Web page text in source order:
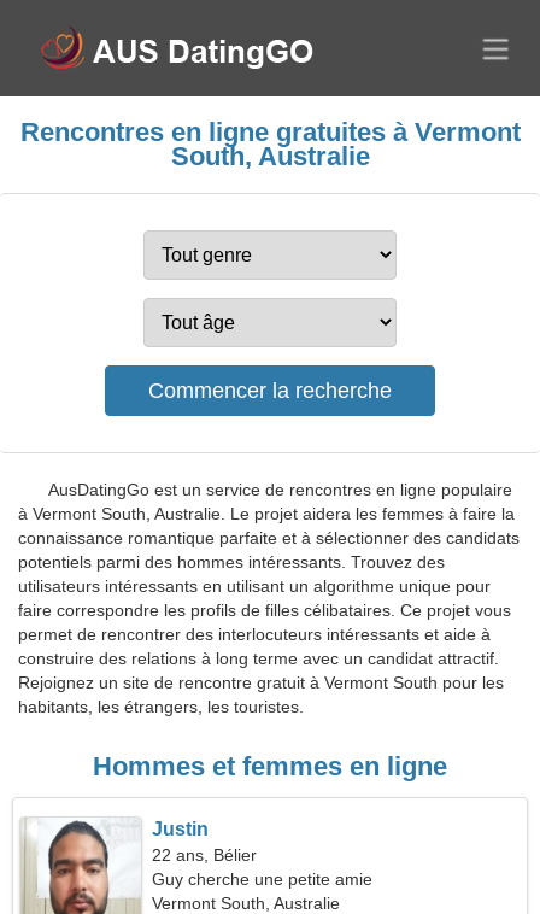
Rencontres en ligne gratuites à Vermont
South, Australie
AusDatingGo est un service de rencontres en ligne populaire
à Vermont South, Australie. Le projet aidera les femmes à faire la
connaissance romantique parfaite et à sélectionner des candidats
potentiels parmi des hommes intéressants. Trouvez des
utilisateurs intéressants en utilisant un algorithme unique pour
faire correspondre les profils de filles célibataires. Ce projet vous
permet de rencontrer des interlocuteurs intéressants et aide à
construire des relations à long terme avec un candidat attractif.
Rejoignez un site de rencontre gratuit à Vermont South pour les
habitants, les étrangers, les touristes.
Hommes et femmes en ligne
Justin
22 ans, Bélier
Guy cherche une petite amie
Vermont South, Australie